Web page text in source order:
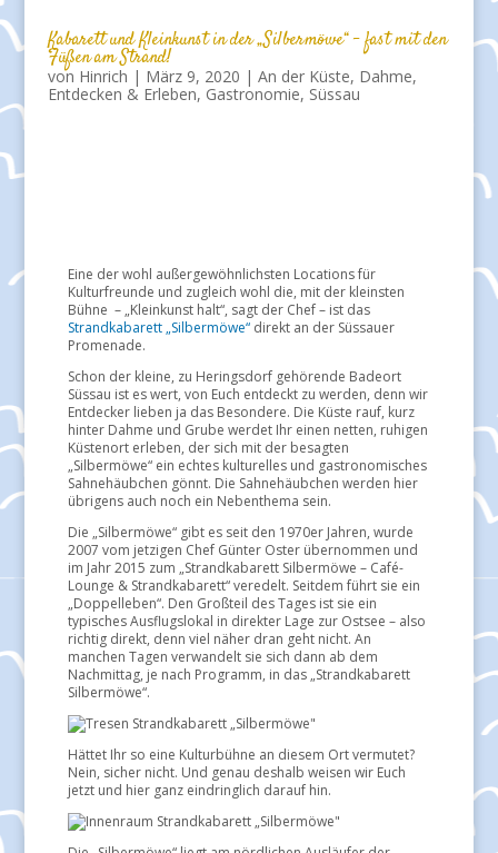
Kabarett und Kleinkunst in der „Silbermöwe“ – fast mit den
Füßen am Strand!
von Hinrich | März 9, 2020 | An der Küste, Dahme,
Entdecken & Erleben, Gastronomie, Süssau
Eine der wohl außergewöhnlichsten Locations für
Kulturfreunde und zugleich wohl die, mit der kleinsten
Bühne – „Kleinkunst halt“, sagt der Chef – ist das
Strandkabarett „Silbermöwe“direkt an der Süssauer
Promenade.
Schon der kleine, zu Heringsdorf gehörende Badeort
Süssau ist es wert, von Euch entdeckt zu werden, denn wir
Entdecker lieben ja das Besondere. Die Küste rauf, kurz
hinter Dahme und Grube werdet Ihr einen netten, ruhigen
Küstenort erleben, der sich mit der besagten
„Silbermöwe“ ein echtes kulturelles und gastronomisches
Sahnehäubchen gönnt. Die Sahnehäubchen werden hier
übrigens auch noch ein Nebenthema sein.
Die „Silbermöwe“ gibt es seit den 1970er Jahren, wurde
2007 vom jetzigen Chef Günter Oster übernommen und
im Jahr 2015 zum „Strandkabarett Silbermöwe – Café-
Lounge & Strandkabarett“ veredelt. Seitdem führt sie ein
„Doppelleben“. Den Großteil des Tages ist sie ein
typisches Ausflugslokal in direkter Lage zur Ostsee – also
richtig direkt, denn viel näher dran geht nicht. An
manchen Tagen verwandelt sie sich dann ab dem
Nachmittag, je nach Programm, in das „Strandkabarett
Silbermöwe“.
Hättet Ihr so eine Kulturbühne an diesem Ort vermutet?
Nein, sicher nicht. Und genau deshalb weisen wir Euch
jetzt und hier ganz eindringlich darauf hin.